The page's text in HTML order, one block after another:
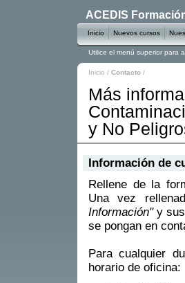
Inicio / Contacto /
Más
y No
Información de
Rellene de la
Una vez
Información"y sus
se pongan en
Para cualquier
horario de oficina:
ACEDIS
Inicio Nuevos cursos
Utilice el menú superior para